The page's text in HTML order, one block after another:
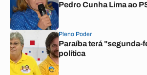
Pedro Cunha Lima ao
Pleno Poder
Paraíba terá "segunda-
política